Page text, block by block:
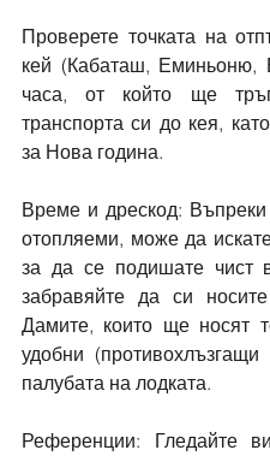
Проверете точката на
кей (Кабаташ, Еминьоню,
часа, от който ще
транспорта си до кея,
за Нова година.
Време и дрескод:
отопляеми, може да
за да се подишате чист
забравяйте да си
Дамите, които ще носят
удобни
палубата на лодката.
Референции: Гледайте